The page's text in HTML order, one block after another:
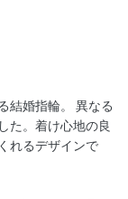
結婚指輪。 異なる
た。着け心地の良
れるデザインで